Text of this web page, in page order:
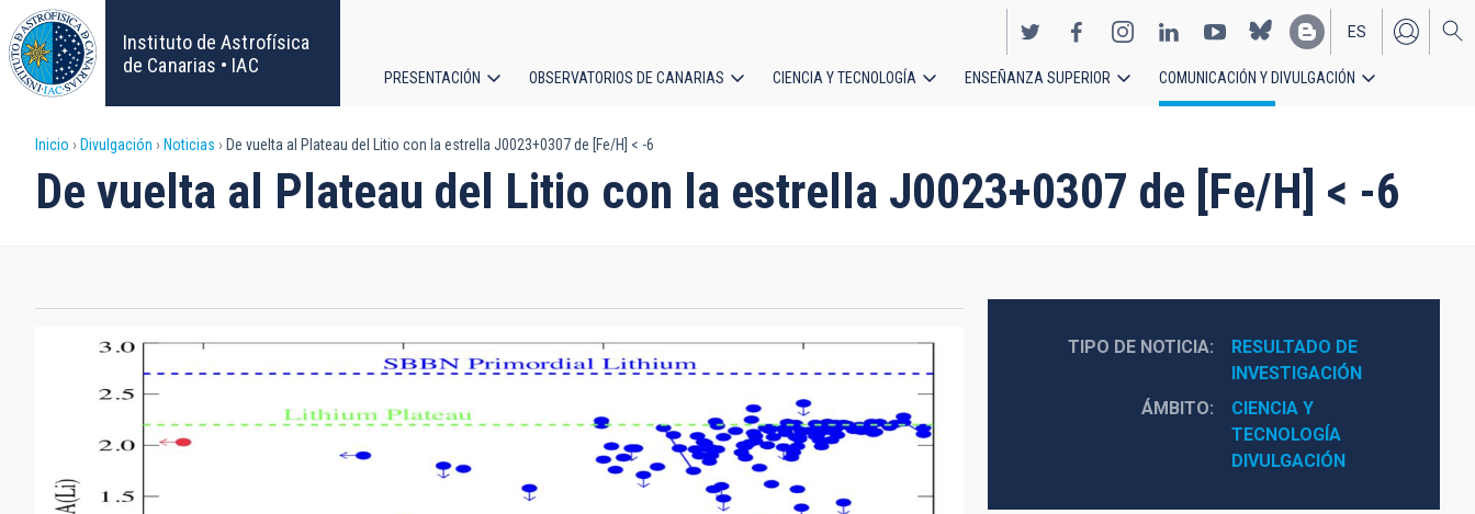
Pasar
al
contenido
principal
Instituto de Astrofísica
de Canarias • IAC
EN
ES
principal
PRESENTACIÓN OBSERVATORIOS DE CANARIAS CIENCIA Y TECNOLOGÍA ENSEÑANZA SUPERIOR COMUNICACIÓN Y DIVULGACIÓN
Sobrescribir
enlaces
ayuda
navegación
Inicio Divulgación Noticias De vuelta al Plateau del Litio con la estrella J0023+0307 de [Fe/H] < -6
De vuelta al Plateau del Litio con la estrella J0023+0307 de [Fe/H] < -6
TIPO DE NOTICIA
RESULTADO DE
INVESTIGACIÓN
ÁMBITO
CIENCIA Y
TECNOLOGÍA
DIVULGACIÓN